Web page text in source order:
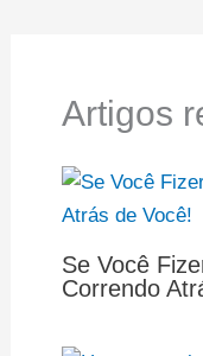
Artigos
Se Você
Correndo